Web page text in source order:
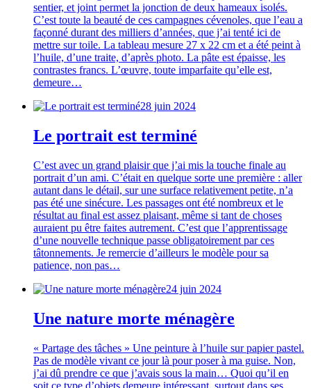
sentier, et joint permet la jonction de deux hameaux isolés.
C’est toute la beauté de ces campagnes cévenoles, que l’eau a
façonné durant des milliers d’années, que j’ai tenté ici de
mettre sur toile. La tableau mesure 27 x 22 cm et a été peint à
l’huile, d’une traite, d’après photo. La pâte est épaisse, les
contrastes francs. L’œuvre, toute imparfaite qu’elle est,
demeure…
28 juin 2024
Le portrait est terminé
C’est avec un grand plaisir que j’ai mis la touche finale au
portrait d’un ami. C’était en quelque sorte une première : aller
autant dans le détail, sur une surface relativement petite, n’a
pas été une sinécure. Les passages ont été nombreux et le
résultat au final est assez plaisant, même si tant de choses
auraient pu être faites autrement. C’est que l’apprentissage
d’une nouvelle technique passe obligatoirement par ces
tâtonnements. Je remercie d’ailleurs le modèle pour sa
patience, non pas…
24 juin 2024
Une nature morte ménagère
« Partage des tâches » Une peinture à l’huile sur papier pastel.
Pas de modèle vivant ce jour là pour poser à ma guise. Non,
j’ai dû prendre ce que j’avais sous la main… Quoi qu’il en
soit ce type d’objets demeure intéressant, surtout dans ses